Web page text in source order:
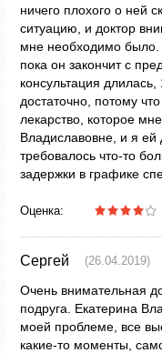
ничего плохого о ней
ситуацию, и доктор
мне необходимо было.
пока он закончит с
консультация
достаточно, потому
лекарство, которое
Владиславовне, и я
требовалось что-то
задержки в графике
Оценка:
Сергей (26.04.2019)
Очень внимательная
подруга. Екатерина
моей проблеме, все
какие-то моменты,